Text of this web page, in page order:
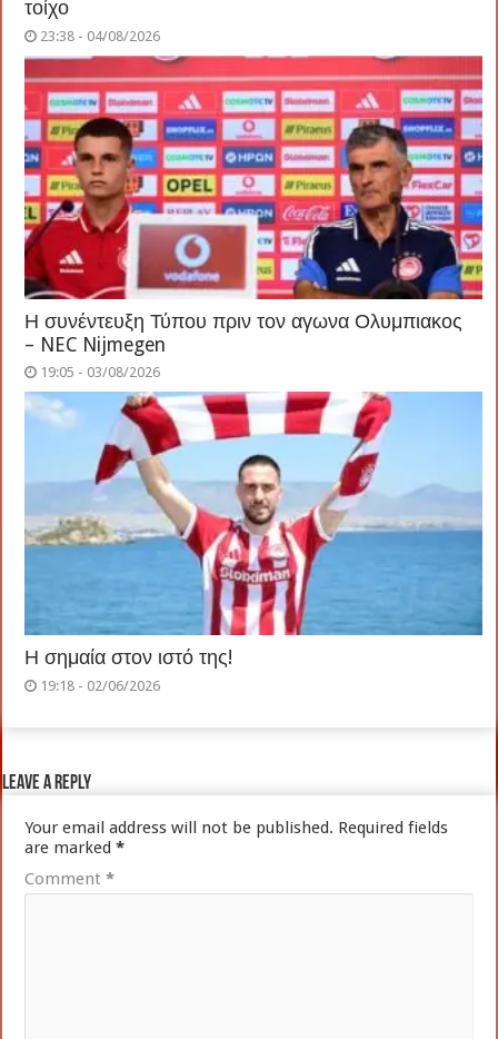
τοίχο
23:38 - 04/08/2026
Η συνέντευξη Τύπου πριν τον αγωνα Ολυμπιακος
– NEC Nijmegen
19:05 - 03/08/2026
Η σημαία στον ιστό της!
19:18 - 02/06/2026
Leave a Reply
Your email address will not be published. Required fields
are marked*
Comment*